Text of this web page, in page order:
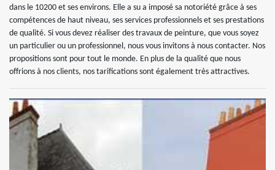
dans le 10200 et ses environs. Elle a su a imposé sa notoriété grâce à ses
compétences de haut niveau, ses services professionnels et ses prestations
de qualité. Si vous devez réaliser des travaux de peinture, que vous soyez
un particulier ou un professionnel, nous vous invitons à nous contacter. Nos
propositions sont pour tout le monde. En plus de la qualité que nous
offrions à nos clients, nos tarifications sont également très attractives.